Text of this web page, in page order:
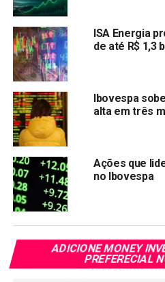
PRIO3
VALE3
-2.96%
CSNA3
USIM5
-1.33%
*Com Infomoney
As 5 maiores altas e as
Ibovespa desta quinta-
ISA Energia
de até R$ 1,3
Ibovespa
alta em três
Ações que
no Ibovespa
ADICIONE MONEY
PREFERECIAL